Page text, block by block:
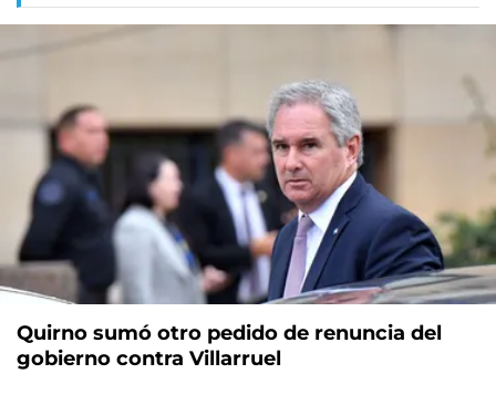
Quirno sumó otro pedido de renuncia del
gobierno contra Villarruel